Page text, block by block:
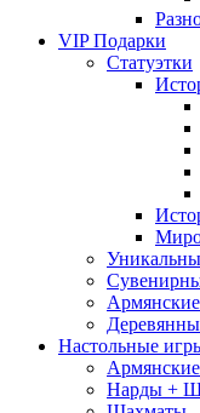
VIP Подарки
Статуэтки
Настольные
Нарды +